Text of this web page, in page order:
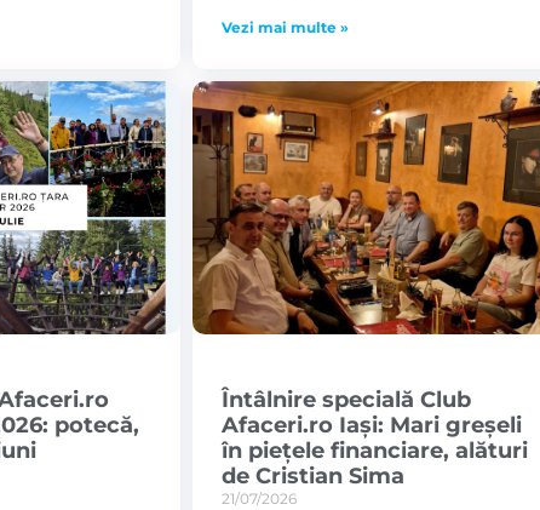
Vezi mai multe »
potecă,
Întâlnire specială Club
Afaceri.ro Iași: Mari greșeli
în piețele financiare, alături
de Cristian Sima
21/07/2026